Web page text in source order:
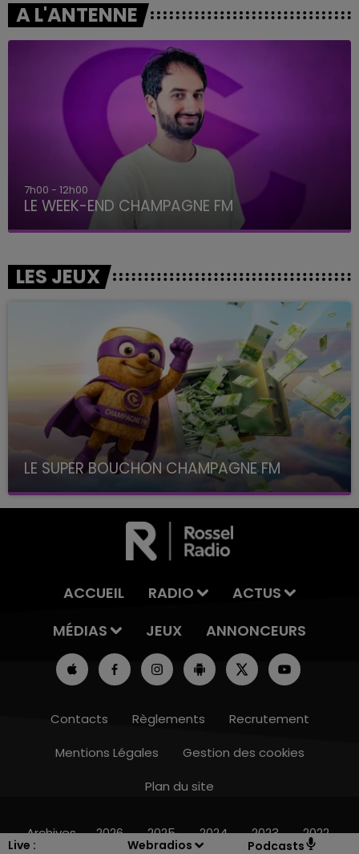
Live : Webradios Podcasts
16h00 - 20h00
A L'ANTENNE
7h00 - 12h00
LE WEEK-END CHAMPAGNE FM
LES JEUX
LE SUPER BOUCHON CHAMPAGNE FM
avec La Famille Champagne FM, à 8H10
ACCUEIL RADIO
ACTUS
MÉDIAS
JEUX ANNONCEURS
Contacts Règlements
Recrutement
Mentions Légales
Gestion des cookies
Plan du site
Archives 2026 2025 2024 2023 2022